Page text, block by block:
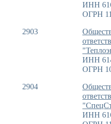
ИНН
ОГРН
2903
ИНН
ОГРН
2904
ИНН